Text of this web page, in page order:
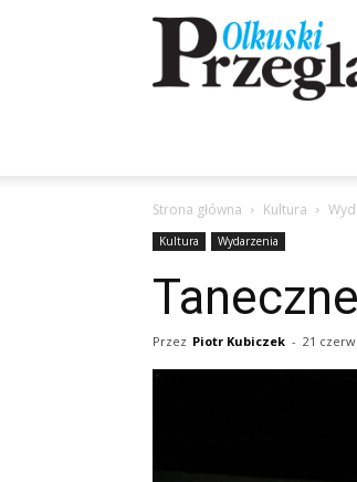
Przegląd
Olkuski
Strona główna Kultura
Kultura Wydarzenia
Przez Piotr Kubiczek - 21